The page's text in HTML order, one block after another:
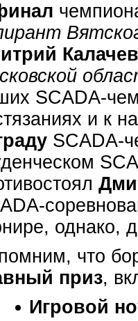
SCADA-
и к
SCADA-
однако,
что
приз,
Игровой